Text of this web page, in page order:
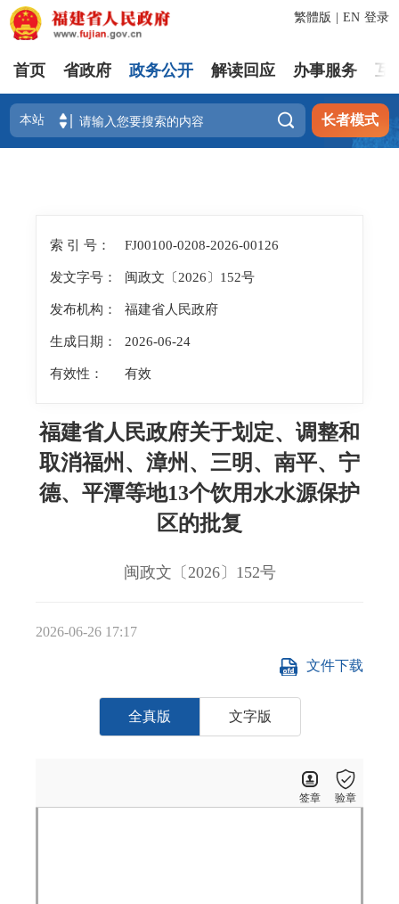
登录
繁體版 EN
首页 省政府 政务公开 解读回应 办事服务 互
 长者模式
索 引 号： FJ00100-0208-2026-00126
发文字号： 闽政文〔2026〕152号
发布机构： 福建省人民政府
生成日期： 2026-06-24
有效性： 有效
福建省人民政府关于划定、调整和
取消福州、漳州、三明、南平、宁
德、平潭等地13个饮用水水源保护
区的批复
闽政文〔2026〕152号
2026-06-26 17:17
全真版 文字版
文件下载